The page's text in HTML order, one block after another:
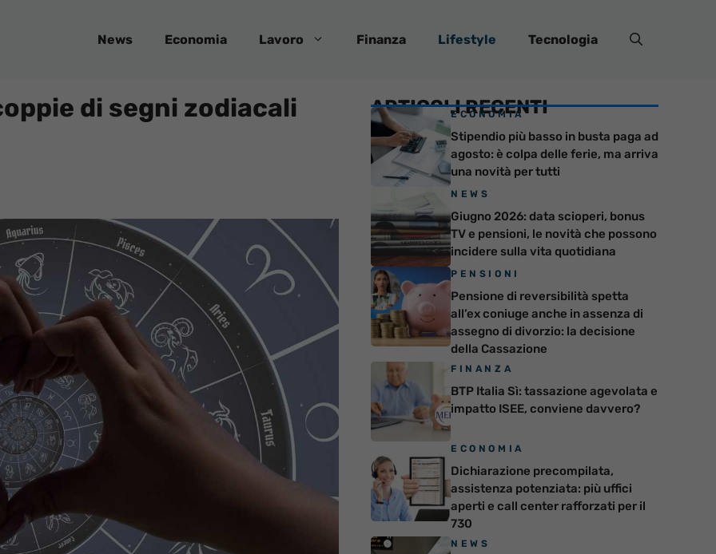
News Economia Lavoro Finanza Lifestyle Tecnologia
di segni zodiacali
ARTICOLI RECENTI
ECONOMIA
Stipendio più basso in busta paga ad
agosto: è colpa delle ferie, ma arriva
una novità per tutti
NEWS
Giugno 2026: data scioperi, bonus
TV e pensioni, le novità che possono
incidere sulla vita quotidiana
PENSIONI
Pensione di reversibilità spetta
all’ex coniuge anche in assenza di
assegno di divorzio: la decisione
della Cassazione
FINANZA
BTP Italia Sì: tassazione agevolata e
impatto ISEE, conviene davvero?
ECONOMIA
Dichiarazione precompilata,
assistenza potenziata: più uffici
aperti e call center rafforzati per il
730
NEWS